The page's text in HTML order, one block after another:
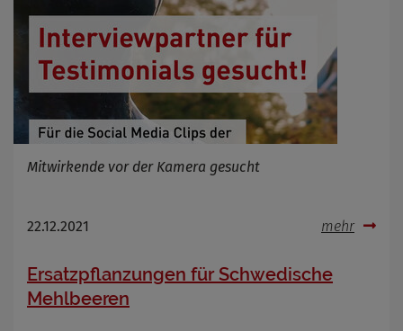
Mitwirkende vor der Kamera gesucht
22.12.2021 mehr
Ersatzpflanzungen für Schwedische
Mehlbeeren